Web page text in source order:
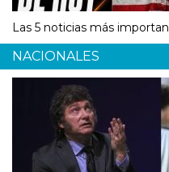
Las 5 noticias más
NACIONALES